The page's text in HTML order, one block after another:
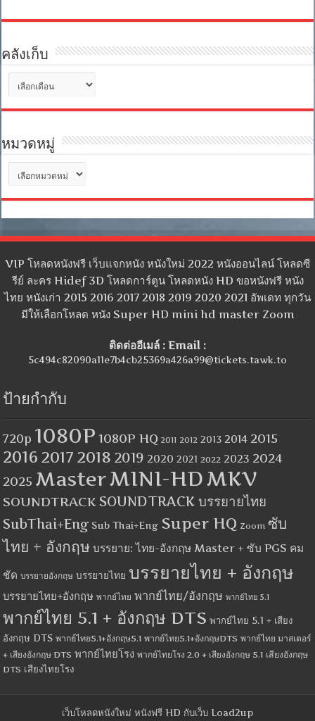
คลังเก็บ
คลัง
เก็บ
หมวดหมู่
หมวด
หมู่
VIP โหลดหนังฟรี เว็บแจกหนัง หนังใหม่ 2022 หนังออนไลน์ โหลดซี
รีย์ ละคร Hidef 3D โหลดการ์ตูน โหลดหนัง HD ขอหนังฟรี หนัง
ไทย หนังเก่า 2015 2016 2017 2018 2019 2020 2021 อัพเดท ทุกวัน
มีให้เลือกโหลด หนัง Super HD mini hd master Zoom
ติดต่ออีเมล์ : Email :
5c494c82090a11e7b4cb25369a426a99@tickets.tawk.to
ป้ายกำกับ
720p 1080P 1080P HQ 2011 2012 2013 2014 2015
2016 2017 2018 2019 2020 2021 2022 2023 2024
2025 MasterMINI-HDMKV
SOUNDTRACK SOUNDTRACK บรรยายไทย
SubThai+Eng Sub Thai+Eng Super HQ Zoom ซับ
ไทย + อังกฤษ บรรยาย: ไทย-อังกฤษ Master + ซับ PGS คม
ชัด บรรยายอังกฤษ บรรยายไทย บรรยายไทย + อังกฤษ
บรรยายไทย+อังกฤษ พากย์ไทย พากย์ไทย/อังกฤษ พากย์ไทย 5.1
พากย์ไทย 5.1 + อังกฤษ DTS พากย์ไทย 5.1 + เสียง
อังกฤษ DTS พากย์ไทย5.1+อังกฤษ5.1 พากย์ไทย5.1+อังกฤษDTS พากย์ไทย มาสเตอร์
+ เสียงอังกฤษ DTS พากย์ไทยโรง พากย์ไทยโรง 2.0 + เสียงอังกฤษ 5.1 เสียงอังกฤษ
DTS เสียงไทยโรง
เว็บโหลดหนังใหม่ หนังฟรี HD กับเว็บ Load2up